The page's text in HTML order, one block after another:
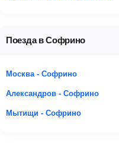
Поезда в Софрино
Москва - Софрино
Александров - Софрино
Мытищи - Софрино